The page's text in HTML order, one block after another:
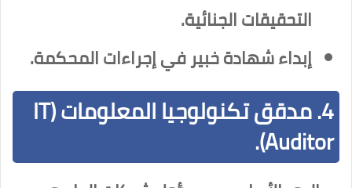
التحقيقات الجنائية.
إبداء شهادة خبير في إجراءات المحكمة.
4. مدقق تكنولوجيا المعلومات (IT
Auditor).